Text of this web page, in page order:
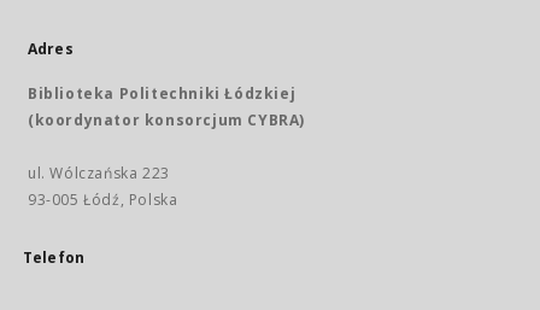
Adres
Biblioteka Politechniki Łódzkiej
(koordynator konsorcjum CYBRA)
ul. Wólczańska 223
93-005 Łódź, Polska
Telefon